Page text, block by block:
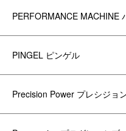
PERFORMANCE MACHINE
PINGEL ピンゲル
Precision Power プレシジョ